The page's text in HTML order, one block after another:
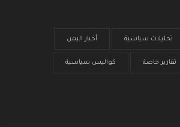
تحليلات سياسية أخبار اليمن
تقارير خاصة كواليس سياسية